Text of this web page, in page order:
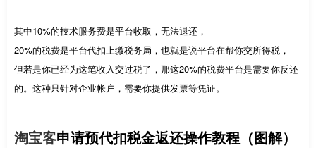
其中10%的技术服务费是平台收取，无法退还，
20%的税费是平台代扣上缴税务局，也就是说平台在帮你交所得税，
但若是你已经为这笔收入交过税了，那这20%的税费平台是需要你反还
的。这种只针对企业帐户，需要你提供发票等凭证。
淘宝客申请预代扣税金返还操作教程（图解）